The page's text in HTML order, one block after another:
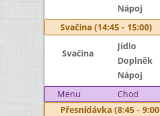
Nápoj
Svačina (14:45 - 15:00)
Svačina
Jídlo
Doplněk
Nápoj
Menu
Chod
Přesnídávka (8:45 -